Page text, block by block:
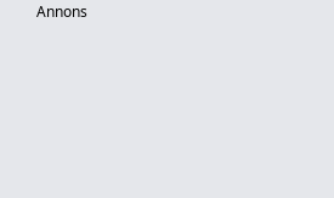
Annons